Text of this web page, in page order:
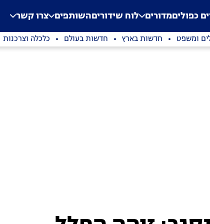
Application error: a
. כפוליםמדורים לוח שידוריםהשותפים צרו קשר
ומשפט חדשות בארץ חדשות בעולם כלכלה וצרכנות